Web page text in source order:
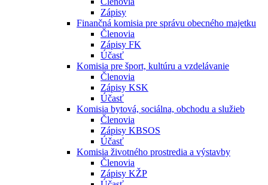
Zápisy
Finančná komisia pre správu obecného majetku
Členovia
Zápisy FK
Účasť
Komisia pre šport, kultúru a vzdelávanie
Členovia
Zápisy KSK
Účasť
Komisia bytová, sociálna, obchodu a služieb
Členovia
Zápisy KBSOS
Účasť
Komisia životného prostredia a výstavby
Členovia
Zápisy KŽP